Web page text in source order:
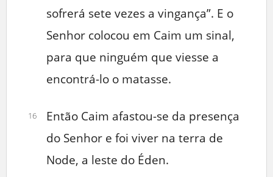
sofrerá sete vezes a vingança”. E o
Senhor colocou em Caim um sinal,
para que ninguém que viesse a
encontrá-lo o matasse.
16
Então Caim afastou-se da presença
do Senhor e foi viver na terra de
Node, a leste do Éden.